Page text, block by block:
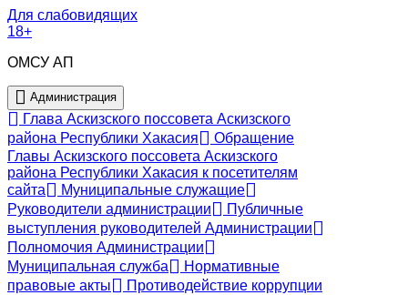
Для слабовидящих
18+
ОМСУ АП
Администрация
Глава Аскизского поссовета Аскизского
района Республики Хакасия
Обращение
Главы Аскизского поссовета Аскизского
района Республики Хакасия к посетителям
сайта
Муниципальные служащие
Руководители администрации
Публичные
выступления руководителей Администрации
Полномочия Администрации
Муниципальная служба
Нормативные
правовые акты
Противодействие коррупции